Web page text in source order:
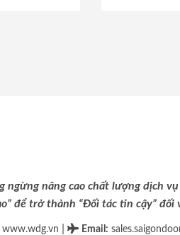
ngừng nâng cao chất lượng dịch
để trở thành “Đối tác tin cậy”
www.wdg.vn Email :